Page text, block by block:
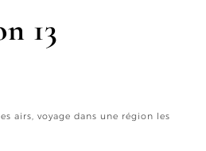
13
airs, voyage dans une région les